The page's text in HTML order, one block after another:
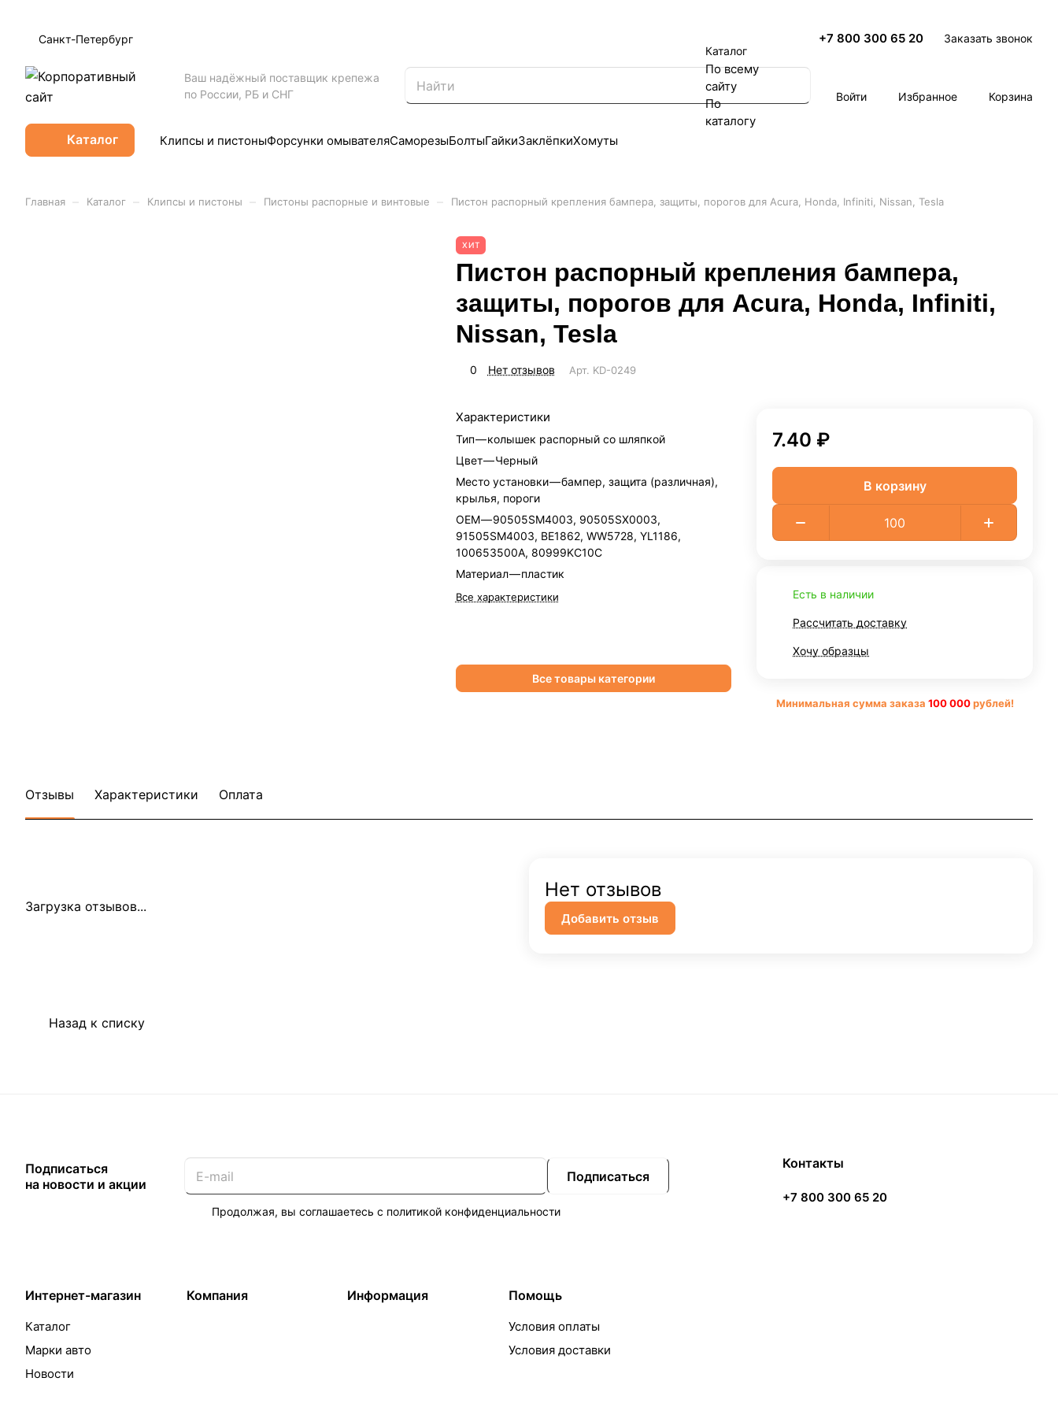
Санкт-Петербург +7 800 300 65 20 Заказать звонок
Ваш надёжный поставщик крепежа
по России, РБ и СНГ
Каталог
По всему
сайту
По
каталогу
Войти Избранное Корзина
Каталог Клипсы и пистоныФорсунки омывателяСаморезыБолтыГайкиЗаклёпкиХомуты
Главная Каталог Клипсы и пистоны Пистоны распорные и винтовые Пистон распорный крепления бампера, защиты, порогов для Acura, Honda, Infiniti, Nissan, Tesla
ХИТ
Пистон распорный крепления бампера,
защиты, порогов для Acura, Honda, Infiniti,
Nissan, Tesla
0 Нет отзывов Арт. KD-0249
Характеристики
Тип—колышек распорный со шляпкой
Цвет—Черный
Место установки—бампер, защита (различная),
крылья, пороги
OEM—90505SM4003, 90505SX0003,
91505SM4003, BE1862, WW5728, YL1186,
100653500A, 80999KC10C
Материал—пластик
Все характеристики
Все товары категории
7.40 ₽
В корзину
Есть в наличии
Рассчитать доставку
Хочу образцы
Минимальная сумма заказа 100 000рублей!
Отзывы Характеристики Оплата
Загрузка отзывов...
Нет отзывов
Добавить отзыв
Назад к списку
Подписаться
на новости и акции
Подписаться
Продолжая, вы соглашаетесь с политикой конфиденциальности
Интернет-магазин
Каталог
Марки авто
Новости
Компания Информация Помощь
Условия оплаты
Условия доставки
Контакты
+7 800 300 65 20